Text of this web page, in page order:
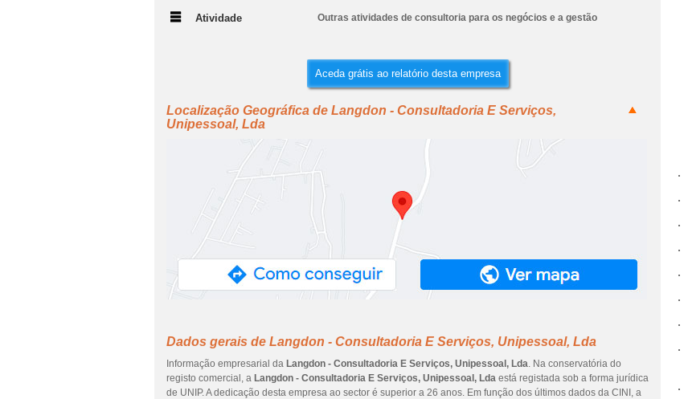
Atividade Outras atividades de consultoria para os negócios e a gestão
Aceda grátis ao relatório desta empresa
Localização Geográfica de Langdon - Consultadoria E Serviços,
Unipessoal, Lda
Dados gerais de Langdon - Consultadoria E Serviços, Unipessoal, Lda
Informação empresarial da Langdon - Consultadoria E Serviços, Unipessoal, Lda. Na conservatória do
registo comercial, a Langdon - Consultadoria E Serviços, Unipessoal, Lda está registada sob a forma jurídica
de UNIP. A dedicação desta empresa ao sector é superior a 26 anos. Em função dos últimos dados da CINI, a